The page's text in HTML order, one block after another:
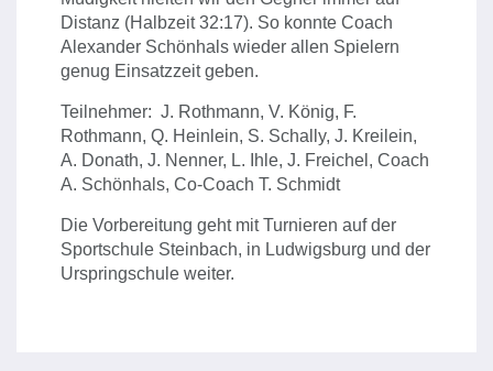
Distanz (Halbzeit 32:17). So konnte Coach
Alexander Schönhals wieder allen Spielern
genug Einsatzzeit geben.
Teilnehmer: J. Rothmann, V. König, F.
Rothmann, Q. Heinlein, S. Schally, J. Kreilein,
A. Donath, J. Nenner, L. Ihle, J. Freichel, Coach
A. Schönhals, Co-Coach T. Schmidt
Die Vorbereitung geht mit Turnieren auf der
Sportschule Steinbach, in Ludwigsburg und der
Urspringschule weiter.